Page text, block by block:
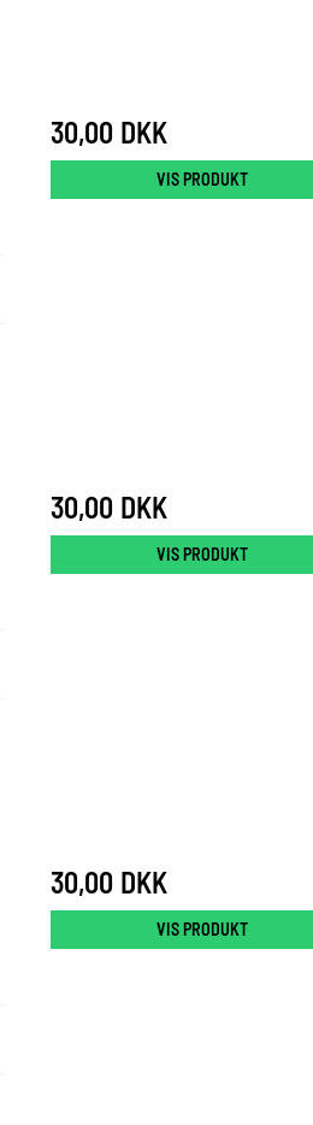
30,00 DKK
VIS PRODUKT
30,00 DKK
VIS PRODUKT
30,00 DKK
VIS PRODUKT